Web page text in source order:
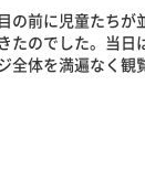
の前に児童たちが
のでした。当日
体を満遍なく観